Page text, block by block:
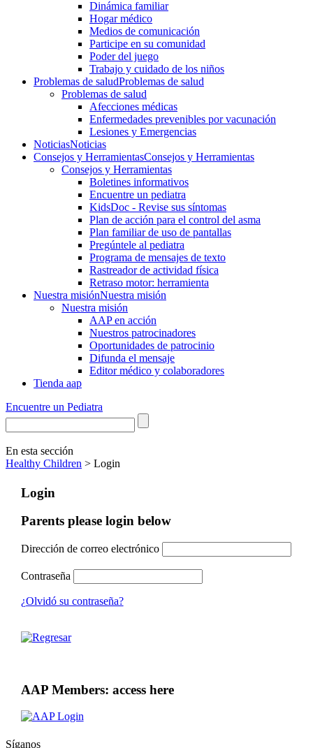
Dinámica familiar
Hogar médico
Medios de comunicación
Participe en su comunidad
Poder del juego
Trabajo y cuidado de los niños
Problemas de saludProblemas de salud
Problemas de salud
Afecciones médicas
Enfermedades prevenibles por vacunación
Lesiones y Emergencias
NoticiasNoticias
Consejos y HerramientasConsejos y Herramientas
Consejos y Herramientas
Boletines informativos
Encuentre un pediatra
KidsDoc - Revise sus síntomas
Plan de acción para el control del asma
Plan familiar de uso de pantallas
Pregúntele al pediatra
Programa de mensajes de texto
Rastre​​ador de activida​d física
Retraso motor: herramienta
Nuestra misiónNuestra misión
Nuestra misión
AAP en acción
Nuestros patrocinadores
Oportunidades de patrocinio
Difunda el mensaje
Editor médico y colaboradores
Tienda aap
Encuentre un Pediatra
En esta sección
Healthy Children > Login
Login
Parents please login below
Dirección de correo electrónico
Contraseña
¿Olvidó su contraseña?
AAP Members: access here
Síganos